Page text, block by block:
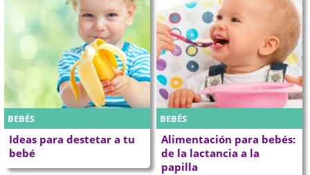
BEBÉS
Ideas para destetar a tu
bebé
BEBÉS
Alimentación para bebés:
de la lactancia a la
papilla